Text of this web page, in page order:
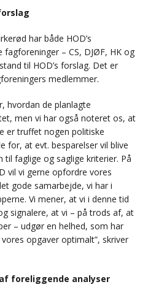
har både HOD’s
– CS, DJØF, HK og
til HOD’s forslag. Det er
medlemmer.
hvordan de planlagte
men vi har også noteret os, at
er truffet nogen politiske
for, at evt. besparelser vil blive
faglige og saglige kriterier. På
vil vi gerne opfordre vores
gode samarbejde, vi har i
Vi mener, at vi i denne tid
signalere, at vi – på trods af, at
– udgør en helhed, som har
opgaver optimalt”, skriver
foreliggende analyser